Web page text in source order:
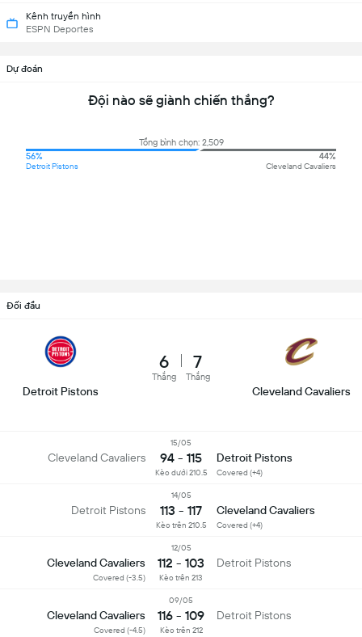
Kênh truyền hình
ESPN Deportes
Dự đoán
Đội nào sẽ giành chiến thắng?
Tổng bình chọn: 2,509
56%
Detroit Pistons
44%
Cleveland Cavaliers
Đối đầu
Detroit Pistons
6
Thắng
7
Thắng
Cleveland Cavaliers
Cleveland Cavaliers
15/05
94 - 115 Detroit Pistons
Covered (+4)
Kèo dưới 210.5
Detroit Pistons
14/05
113 - 117 Cleveland Cavaliers
Covered (+4)
Kèo trên 210.5
Cleveland Cavaliers
Covered (-3.5)
12/05
112 - 103 Detroit Pistons
Kèo trên 213
Cleveland Cavaliers
Covered (-4.5)
09/05
116 - 109 Detroit Pistons
Kèo trên 212